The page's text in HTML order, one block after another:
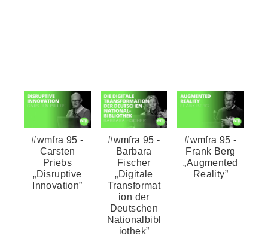
#wmfra 95 -
Carsten
Priebs
„Disruptive
Innovation”
#wmfra 95 -
Barbara
Fischer
„Digitale
Transformat
ion der
Deutschen
Nationalbibl
iothek”
#wmfra 95 -
Frank Berg
„Augmented
Reality”